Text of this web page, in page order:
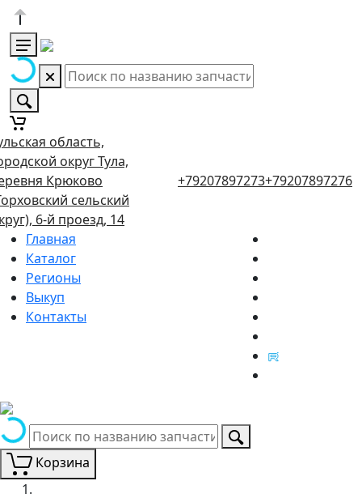
область,
округ Тула,
Крюково
сельский
6-й проезд, 14
+79207897273+79207897276
Главная
Каталог
Регионы
Выкуп
Контакты
Корзина